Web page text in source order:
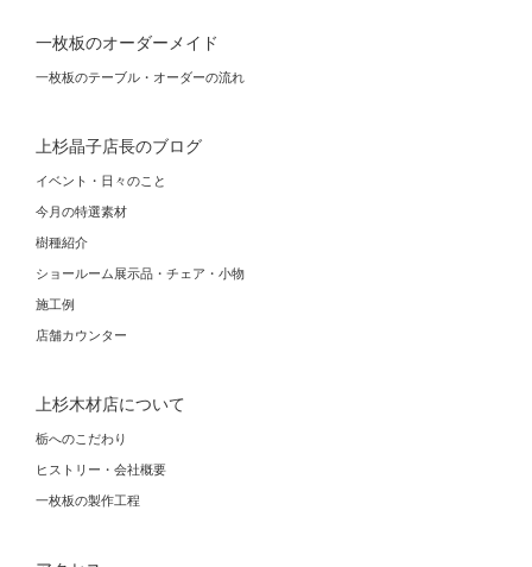
一枚板のオーダーメイド
一枚板のテーブル・オーダーの流れ
上杉晶子店長のブログ
イベント・日々のこと
今月の特選素材
樹種紹介
ショールーム展示品・チェア・小物
施工例
店舗カウンター
上杉木材店について
栃へのこだわり
ヒストリー・会社概要
一枚板の製作工程